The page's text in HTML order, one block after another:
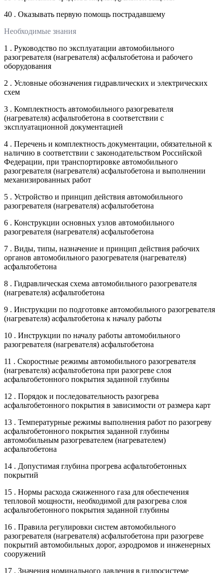
40 . Оказывать первую помощь пострадавшему
Необходимые знания
1 . Руководство по эксплуатации автомобильного
разогревателя (нагревателя) асфальтобетона и рабочего
оборудования
2 . Условные обозначения гидравлических и электрических
схем
3 . Комплектность автомобильного разогревателя
(нагревателя) асфальтобетона в соответствии с
эксплуатационной документацией
4 . Перечень и комплектность документации, обязательной к
наличию в соответствии с законодательством Российской
Федерации, при транспортировке автомобильного
разогревателя (нагревателя) асфальтобетона и выполнении
механизированных работ
5 . Устройство и принцип действия автомобильного
разогревателя (нагревателя) асфальтобетона
6 . Конструкции основных узлов автомобильного
разогревателя (нагревателя) асфальтобетона
7 . Виды, типы, назначение и принцип действия рабочих
органов автомобильного разогревателя (нагревателя)
асфальтобетона
8 . Гидравлическая схема автомобильного разогревателя
(нагревателя) асфальтобетона
9 . Инструкции по подготовке автомобильного разогревателя
(нагревателя) асфальтобетона к началу работы
10 . Инструкции по началу работы автомобильного
разогревателя (нагревателя) асфальтобетона
11 . Скоростные режимы автомобильного разогревателя
(нагревателя) асфальтобетона при разогреве слоя
асфальтобетонного покрытия заданной глубины
12 . Порядок и последовательность разогрева
асфальтобетонного покрытия в зависимости от размера карт
13 . Температурные режимы выполнения работ по разогреву
асфальтобетонного покрытия заданной глубины
автомобильным разогревателем (нагревателем)
асфальтобетона
14 . Допустимая глубина прогрева асфальтобетонных
покрытий
15 . Нормы расхода сжиженного газа для обеспечения
тепловой мощности, необходимой для разогрева слоя
асфальтобетонного покрытия заданной глубины
16 . Правила регулировки систем автомобильного
разогревателя (нагревателя) асфальтобетона при разогреве
покрытий автомобильных дорог, аэродромов и инженерных
сооружений
17 . Значения номинального давления в гидросистеме